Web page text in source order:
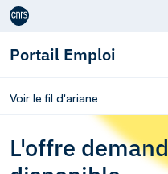
Aller au contenu
Portail Emploi
Voir le fil d'ariane
L'offre